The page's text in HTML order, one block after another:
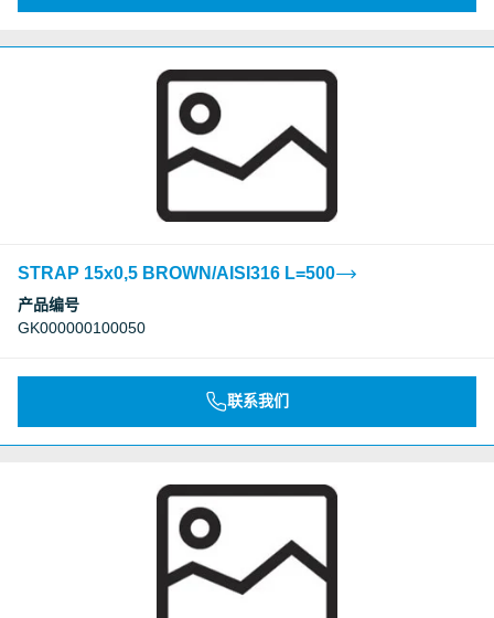
STRAP 15x0,5 BROWN/AISI316 L=500
产品编号
GK000000100050
联系我们